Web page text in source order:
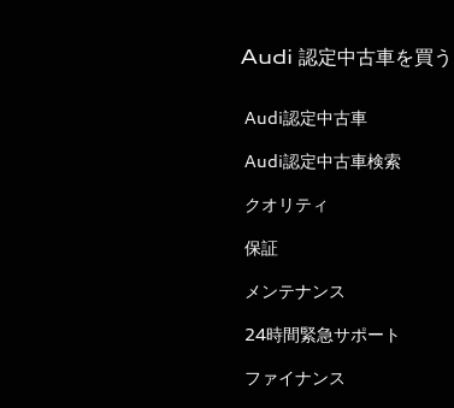
Audi 認定中古車を買う
Audi認定中古車
Audi認定中古車検索
クオリティ
保証
メンテナンス
24時間緊急サポート
ファイナンス